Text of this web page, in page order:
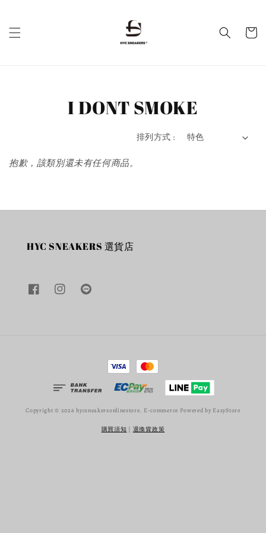
I DONT SMOKE
排列方式 :
抱歉，該類別還未有任何商品。
HYC SNEAKERS 選貨店
Copyright © 2026 hycsneakersonlinestore. E-commerce Powered by EasyStore
購買須知 退換貨政策